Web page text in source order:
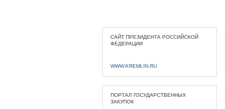
САЙТ ПРЕЗИДЕНТА РОССИЙСКОЙ
ФЕДЕРАЦИИ
WWW.KREMLIN.RU
ПОРТАЛ ГОСУДАРСТВЕННЫХ
ЗАКУПОК